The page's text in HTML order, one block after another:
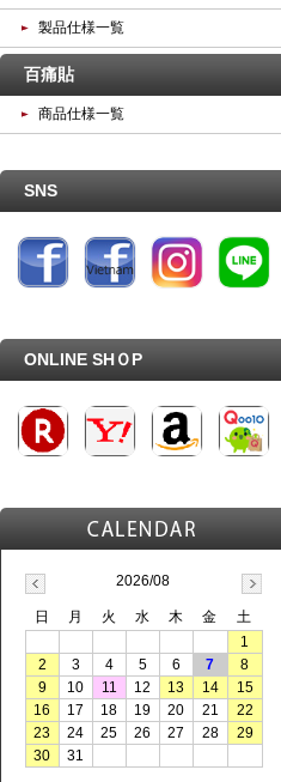
製品仕様一覧
百痛貼
商品仕様一覧
SNS
ONLINE SHＯP
2026/08
日 月 火 水 木 金
土
1
2
3 4 5 6 7
8
9
10 11 12 13 14
15
16
17 18 19 20 21
22
23
24 25 26 27 28
29
30
31